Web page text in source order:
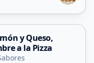
y Queso,
a la Pizza